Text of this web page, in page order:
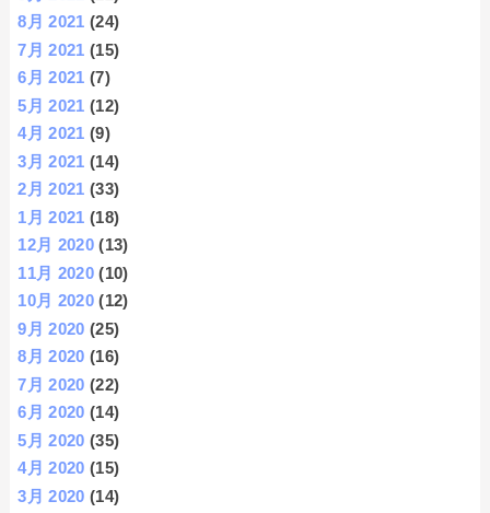
8月 2021 (24)
7月 2021 (15)
6月 2021 (7)
5月 2021 (12)
4月 2021 (9)
3月 2021 (14)
2月 2021 (33)
1月 2021 (18)
12月 2020 (13)
11月 2020 (10)
10月 2020 (12)
9月 2020 (25)
8月 2020 (16)
7月 2020 (22)
6月 2020 (14)
5月 2020 (35)
4月 2020 (15)
3月 2020 (14)